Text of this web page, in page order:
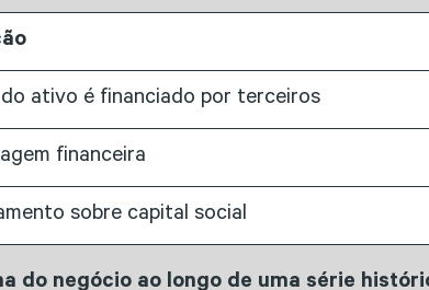
ativo é financiado por terceiros
financeira
sobre capital social
do negócio ao longo de uma série